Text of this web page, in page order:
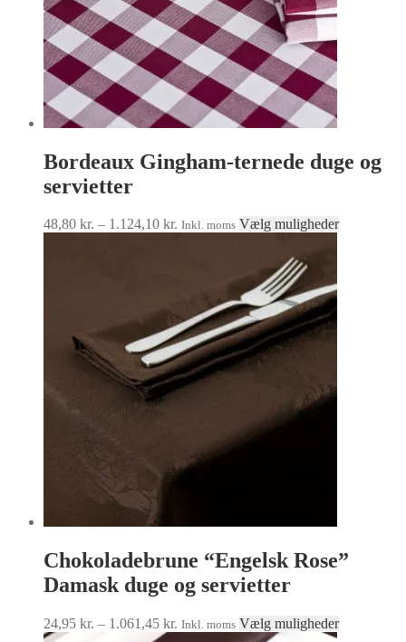
Bordeaux Gingham-ternede duge og
servietter
48,80 kr. – 1.124,10 kr. Prisinterval:
Inkl. moms Vælg mulighederDette
Chokoladebrune “Engelsk Rose”
Damask duge og servietter
24,95 kr. – 1.061,45 kr. Prisinterval:
Inkl. moms Vælg mulighederDette